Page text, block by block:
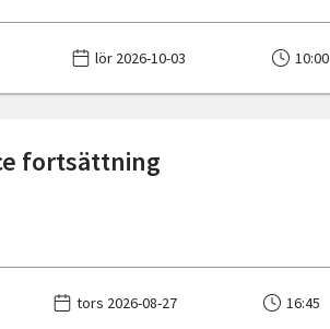
lör 2026-10-03 10:00
fortsättning
tors 2026-08-27 16:45